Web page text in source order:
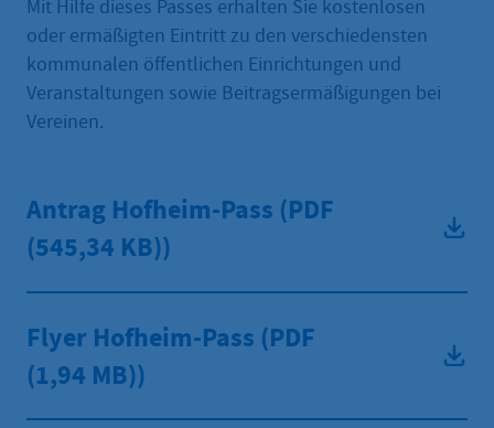
Mit Hilfe dieses Passes erhalten Sie kostenlosen
oder ermäßigten Eintritt zu den verschiedensten
kommunalen öffentlichen Einrichtungen und
Veranstaltungen sowie Beitragsermäßigungen bei
Vereinen.
Antrag Hofheim-Pass (PDF
(545,34 KB))
Flyer Hofheim-Pass (PDF
(1,94 MB))